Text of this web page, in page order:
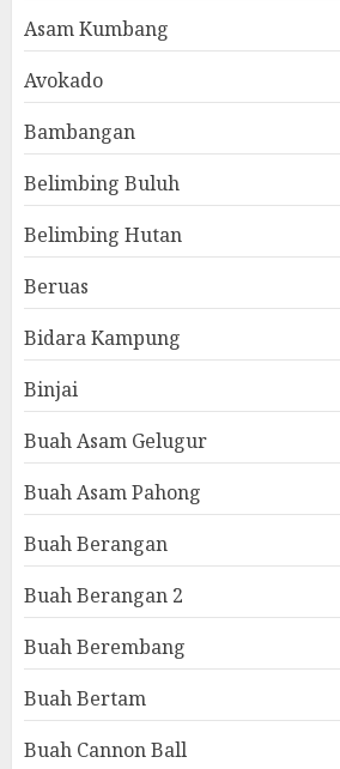
Asam Kumbang
Avokado
Bambangan
Belimbing Buluh
Belimbing Hutan
Beruas
Bidara Kampung
Binjai
Buah Asam Gelugur
Buah Asam Pahong
Buah Berangan
Buah Berangan 2
Buah Berembang
Buah Bertam
Buah Cannon Ball